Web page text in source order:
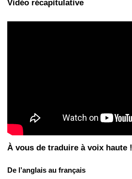
Vidéo récapitulative
À vous de traduire à voix haute !
De l’anglais au français